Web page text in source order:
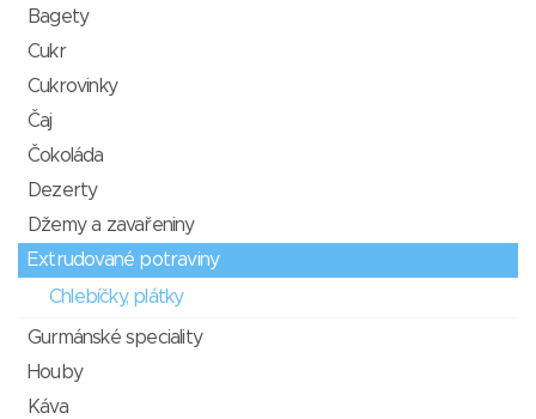
Bagety
Cukr
Cukrovinky
Čaj
Čokoláda
Dezerty
Džemy a zavařeniny
Extrudované potraviny
Chlebíčky, plátky
Gurmánské speciality
Houby
Káva